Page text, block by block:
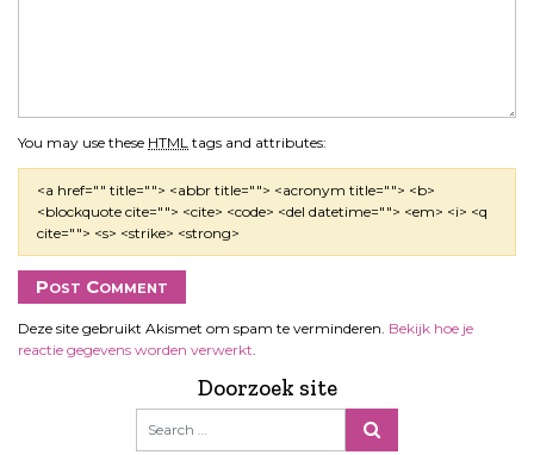
You may use these HTML tags and attributes:
<a href="" title=""> <abbr title=""> <acronym title=""> <b>
<blockquote cite=""> <cite> <code> <del datetime=""> <em> <i> <q
cite=""> <s> <strike> <strong>
Deze site gebruikt Akismet om spam te verminderen. Bekijk hoe je
reactie gegevens worden verwerkt
Doorzoek site